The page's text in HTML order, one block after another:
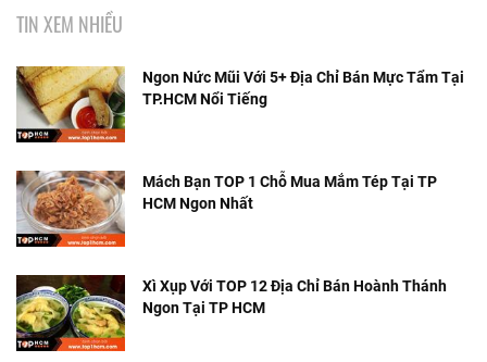
TIN XEM NHIỀU
Ngon Nức Mũi Với 5+ Địa Chỉ Bán Mực Tẩm Tại
TP.HCM Nổi Tiếng
Mách Bạn TOP 1 Chỗ Mua Mắm Tép Tại TP
HCM Ngon Nhất
Xì Xụp Với TOP 12 Địa Chỉ Bán Hoành Thánh
Ngon Tại TP HCM